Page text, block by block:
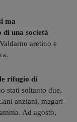
ma
di una società
aretino e
rifugio di
stati soltanto due,
anziani, magari
Ad agosto,